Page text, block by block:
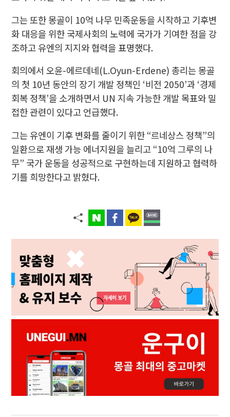
그는 또한 몽골이 10억 나무 민족운동을 시작하고 기후변
화 대응을 위한 국제사회의 노력에 국가가 기여한 점을 강
조하고 유엔의 지지와 협력을 표명했다.
회의에서 오윤-에르데네(L.Oyun-Erdene) 총리는 몽골
의 첫 10년 동안의 장기 개발 정책인 ‘비전 2050’과 ‘경제
회복 정책’을 소개하면서 UN 지속 가능한 개발 목표와 밀
접한 관련이 있다고 언급했다.
그는 유엔이 기후 변화를 줄이기 위한 “르네상스 정책”의
일환으로 재생 가능 에너지원을 늘리고 “10억 그루의 나
무” 국가 운동을 성공적으로 구현하는데 지원하고 협력하
기를 희망한다고 밝혔다.